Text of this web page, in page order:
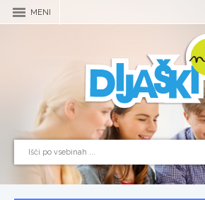
MENI